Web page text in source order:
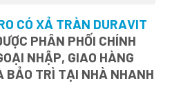
CÓ XẢ TRÀN DURAVIT
PHÂN PHỐI CHÍNH
NHẬP, GIAO HÀNG
BẢO TRÌ TẠI NHÀ NHANH